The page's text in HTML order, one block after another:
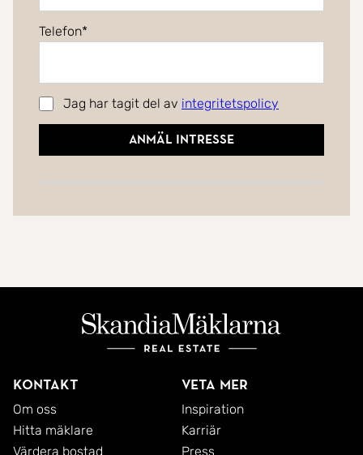
Telefon
Jag har tagit del av integritetspolicy
Anmäl intresse
Kontakt
Om oss
Hitta mäklare
Värdera bostad
Veta mer
Inspiration
Karriär
Press